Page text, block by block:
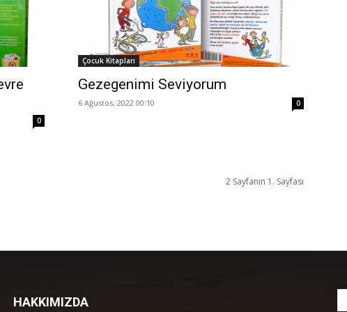
0
Çocuk Kitapları
Gezegenimi Seviyorum
6 Ağustos, 2022 00:10 0
2 Sayfanın 1. Sayfası
HAKKIMIZDA